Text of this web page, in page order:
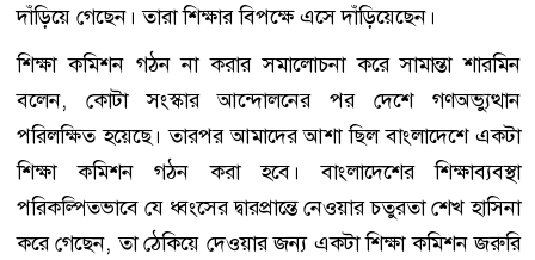
দাঁড়িয়ে গেছেন। তারা শিক্ষার বিপক্ষে এসে দাঁড়িয়েছেন।
শিক্ষা কমিশন গঠন না করার সমালোচনা করে সামান্তা শারমিন
বলেন, কোটা সংস্কার আন্দোলনের পর দেশে গণঅভ্যুত্থান
পরিলক্ষিত হয়েছে। তারপর আমাদের আশা ছিল বাংলাদেশে একটা
শিক্ষা কমিশন গঠন করা হবে। বাংলাদেশের শিক্ষাব্যবস্থা
পরিকল্পিতভাবে যে ধ্বংসের দ্বারপ্রান্তে নেওয়ার চতুরতা শেখ হাসিনা
করে গেছেন, তা ঠেকিয়ে দেওয়ার জন্য একটা শিক্ষা কমিশন জরুরি